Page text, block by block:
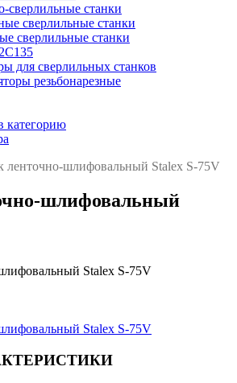
сверлильные станки
сверлильные станки
сверлильные станки
для сверлильных станков
резьбонарезные
категорию
ленточно-шлифовальный Stalex S-75V
шлифовальный